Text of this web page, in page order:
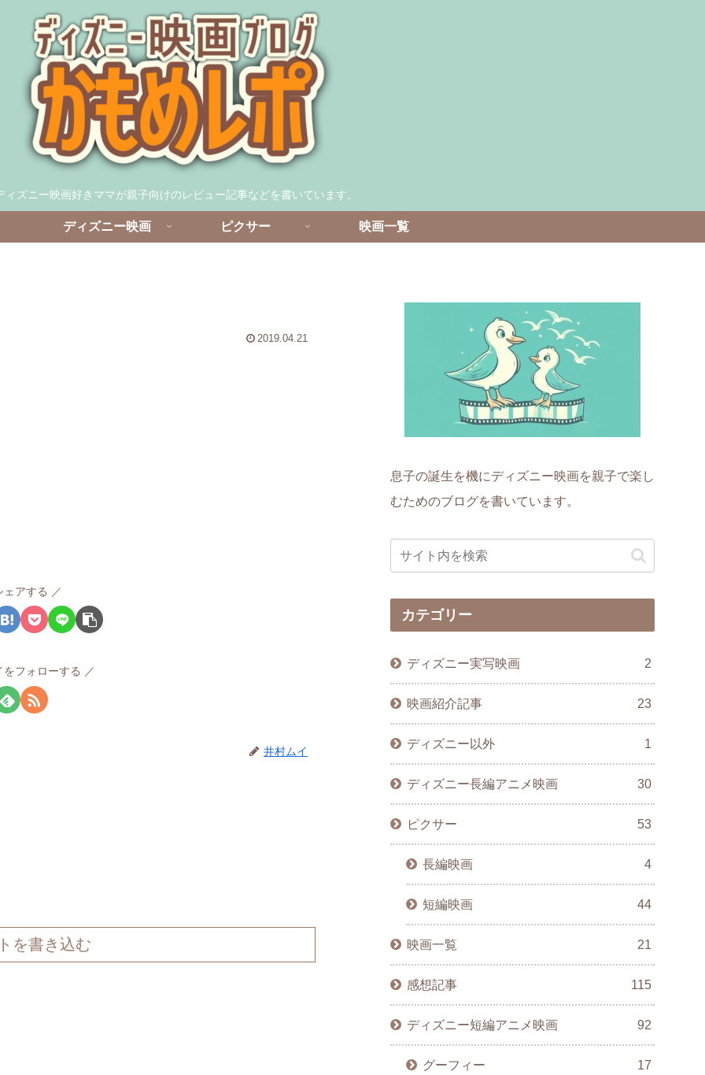
ィズニー映画好きママが親子向けのレビュー記事などを書いています。
ディズニー映画 ピクサー 映画一覧
2019.04.21
ェアする
をフォローする
井村ムイ
を書き込む
息子の誕生を機にディズニー映画を親子で楽し
むためのブログを書いています。
カテゴリー
ディズニー実写映画 2
映画紹介記事 23
ディズニー以外 1
ディズニー長編アニメ映画 30
ピクサー 53
長編映画 4
短編映画 44
映画一覧 21
感想記事 115
ディズニー短編アニメ映画 92
グーフィー 17